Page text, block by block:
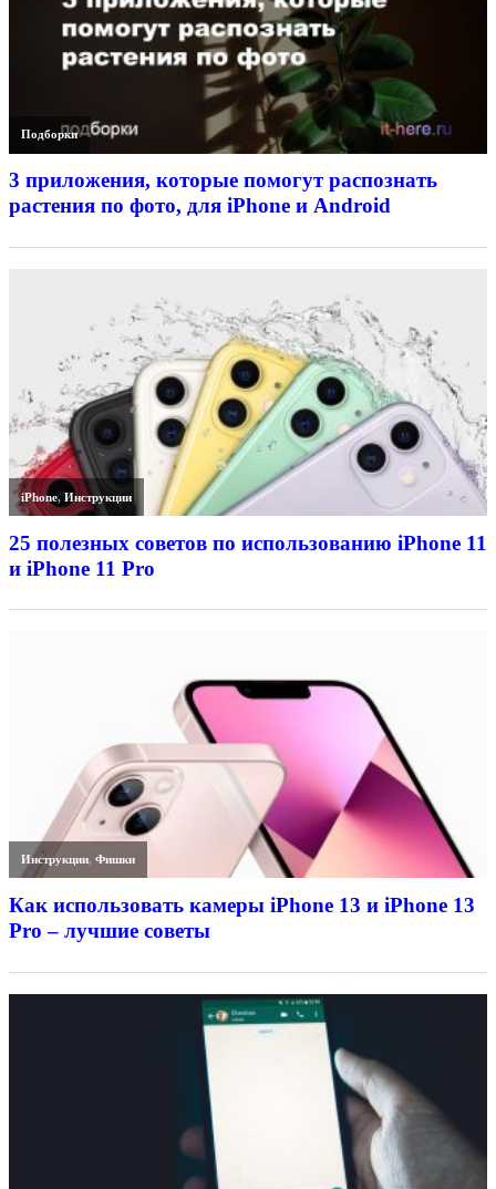
Подборки
3 приложения, которые помогут распознать
растения по фото, для iPhone и Android
iPhone,Инструкции
25 полезных советов по использованию iPhone 11
и iPhone 11 Pro
Инструкции,Фишки
Как использовать камеры iPhone 13 и iPhone 13
Pro – лучшие советы